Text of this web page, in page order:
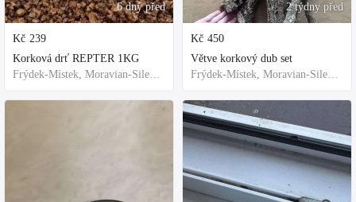
6 dny před
Kč 239
Korková drť REPTER 1KG
Frýdek-Místek, Moravian-Silesian Region,Others
2 týdny před
Kč 450
Větve korkový dub set
Frýdek-Místek, Moravian-Silesian Region,Others